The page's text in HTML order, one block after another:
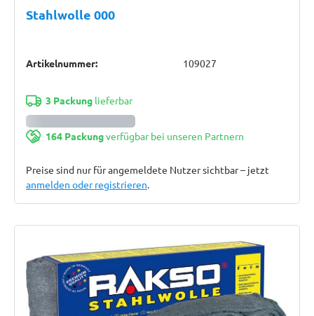
Stahlwolle 000
Artikelnummer: 109027
3 Packunglieferbar
164 Packungverfügbar bei unseren Partnern
Preise sind nur für angemeldete Nutzer sichtbar – jetzt
anmelden oder registrieren.